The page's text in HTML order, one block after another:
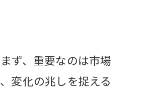
ず、重要なのは市場
変化の兆しを捉える